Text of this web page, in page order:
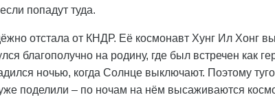
попадут туда.
отстала от КНДР. Её космонавт Хунг Ил Хонг
благополучно на родину, где был встречен как
ночью, когда Солнце выключают. Поэтому
поделили – по ночам на нём высаживаются